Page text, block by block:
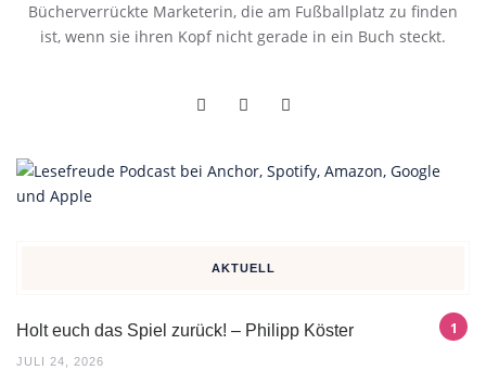
Bücherverrückte Marketerin, die am Fußballplatz zu finden
ist, wenn sie ihren Kopf nicht gerade in ein Buch steckt.
AKTUELL
Holt euch das Spiel zurück! – Philipp Köster
JULI 24, 2026